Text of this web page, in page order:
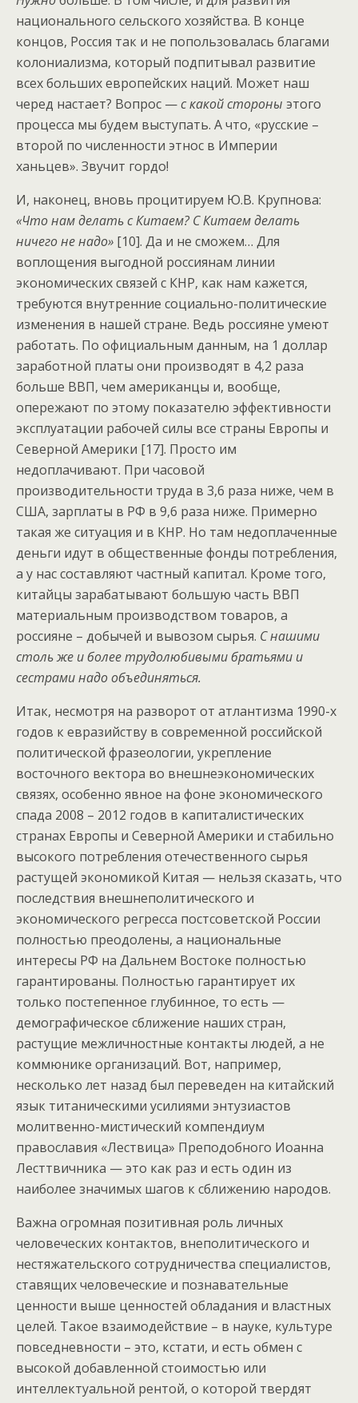
национального сельского хозяйства. В конце
концов, Россия так и не попользовалась благами
колониализма, который подпитывал развитие
всех больших европейских наций. Может наш
черед настает? Вопрос —с какой стороны этого
процесса мы будем выступать. А что, «русские –
второй по численности этнос в Империи
ханьцев». Звучит гордо!
И, наконец, вновь процитируем Ю.В. Крупнова:
«Что нам делать с Китаем? С Китаем делать
ничего не надо» [10]. Да и не сможем… Для
воплощения выгодной россиянам линии
экономических связей с КНР, как нам кажется,
требуются внутренние социально-политические
изменения в нашей стране. Ведь россияне умеют
работать. По официальным данным, на 1 доллар
заработной платы они производят в 4,2 раза
больше ВВП, чем американцы и, вообще,
опережают по этому показателю эффективности
эксплуатации рабочей силы все страны Европы и
Северной Америки [17]. Просто им
недоплачивают. При часовой
производительности труда в 3,6 раза ниже, чем в
США, зарплаты в РФ в 9,6 раза ниже. Примерно
такая же ситуация и в КНР. Но там недоплаченные
деньги идут в общественные фонды потребления,
а у нас составляют частный капитал. Кроме того,
китайцы зарабатывают большую часть ВВП
материальным производством товаров, а
россияне – добычей и вывозом сырья. С нашими
столь же и более трудолюбивыми братьями и
сестрами надо объединяться.
Итак, несмотря на разворот от атлантизма 1990-х
годов к евразийству в современной российской
политической фразеологии, укрепление
восточного вектора во внешнеэкономических
связях, особенно явное на фоне экономического
спада 2008 – 2012 годов в капиталистических
странах Европы и Северной Америки и стабильно
высокого потребления отечественного сырья
растущей экономикой Китая — нельзя сказать, что
последствия внешнеполитического и
экономического регресса постсоветской России
полностью преодолены, а национальные
интересы РФ на Дальнем Востоке полностью
гарантированы. Полностью гарантирует их
только постепенное глубинное, то есть —
демографическое сближение наших стран,
растущие межличностные контакты людей, а не
коммюнике организаций. Вот, например,
несколько лет назад был переведен на китайский
язык титаническими усилиями энтузиастов
молитвенно-мистический компендиум
православия «Лествица» Преподобного Иоанна
Лесттвичника — это как раз и есть один из
наиболее значимых шагов к сближению народов.
Важна огромная позитивная роль личных
человеческих контактов, внеполитического и
нестяжательского сотрудничества специалистов,
ставящих человеческие и познавательные
ценности выше ценностей обладания и властных
целей. Такое взаимодействие – в науке, культуре
повседневности – это, кстати, и есть обмен с
высокой добавленной стоимостью или
интеллектуальной рентой, о которой твердят